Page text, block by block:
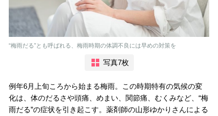
“梅雨だる”とも呼ばれる、梅雨時期の体調不良には早めの対策を
写真7枚
例年6月上旬ころから始まる梅雨。この時期特有の気候の変
化は、体のだるさや頭痛、めまい、関節痛、むくみなど、“梅
雨だる”の症状を引き起こす。薬剤師の山形ゆかりさんによる